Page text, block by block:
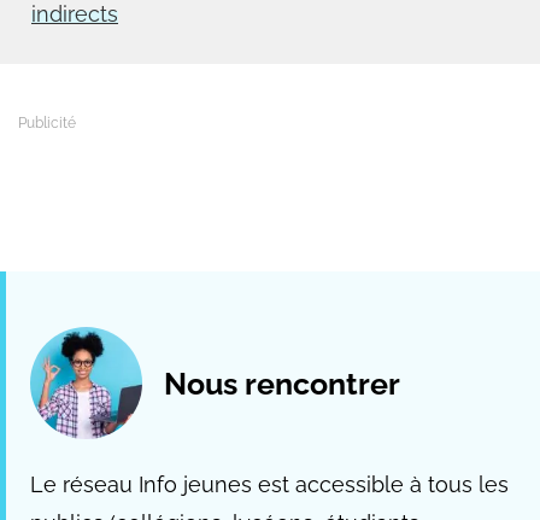
indirects
Nous rencontrer
Le réseau Info jeunes est accessible à tous les